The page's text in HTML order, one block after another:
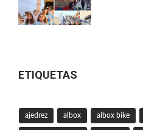
ETIQUETAS
ajedrez albox albox bike